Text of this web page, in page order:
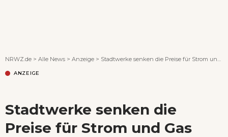
NRWZ.de > Alle News > Anzeige > Stadtwerke senken die Preise für Strom und Gas
ANZEIGE
Stadtwerke senken die
Preise für Strom und Gas